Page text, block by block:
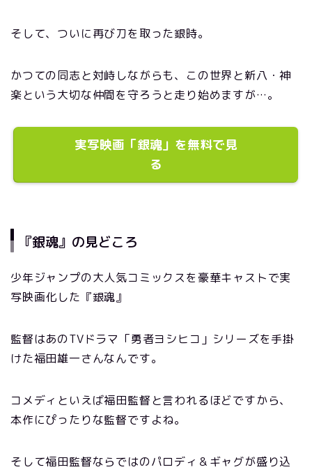
そして、ついに再び刀を取った銀時。
かつての同志と対峙しながらも、この世界と新八・神
楽という大切な仲間を守ろうと走り始めますが…。
実写映画「銀魂」を無料で見
る
『銀魂』の見どころ
少年ジャンプの大人気コミックスを豪華キャストで実
写映画化した『銀魂』
監督はあのTVドラマ「勇者ヨシヒコ」シリーズを手掛
けた福田雄一さんなんです。
コメディといえば福田監督と言われるほどですから、
本作にぴったりな監督ですよね。
そして福田監督ならではのパロディ＆ギャグが盛り込